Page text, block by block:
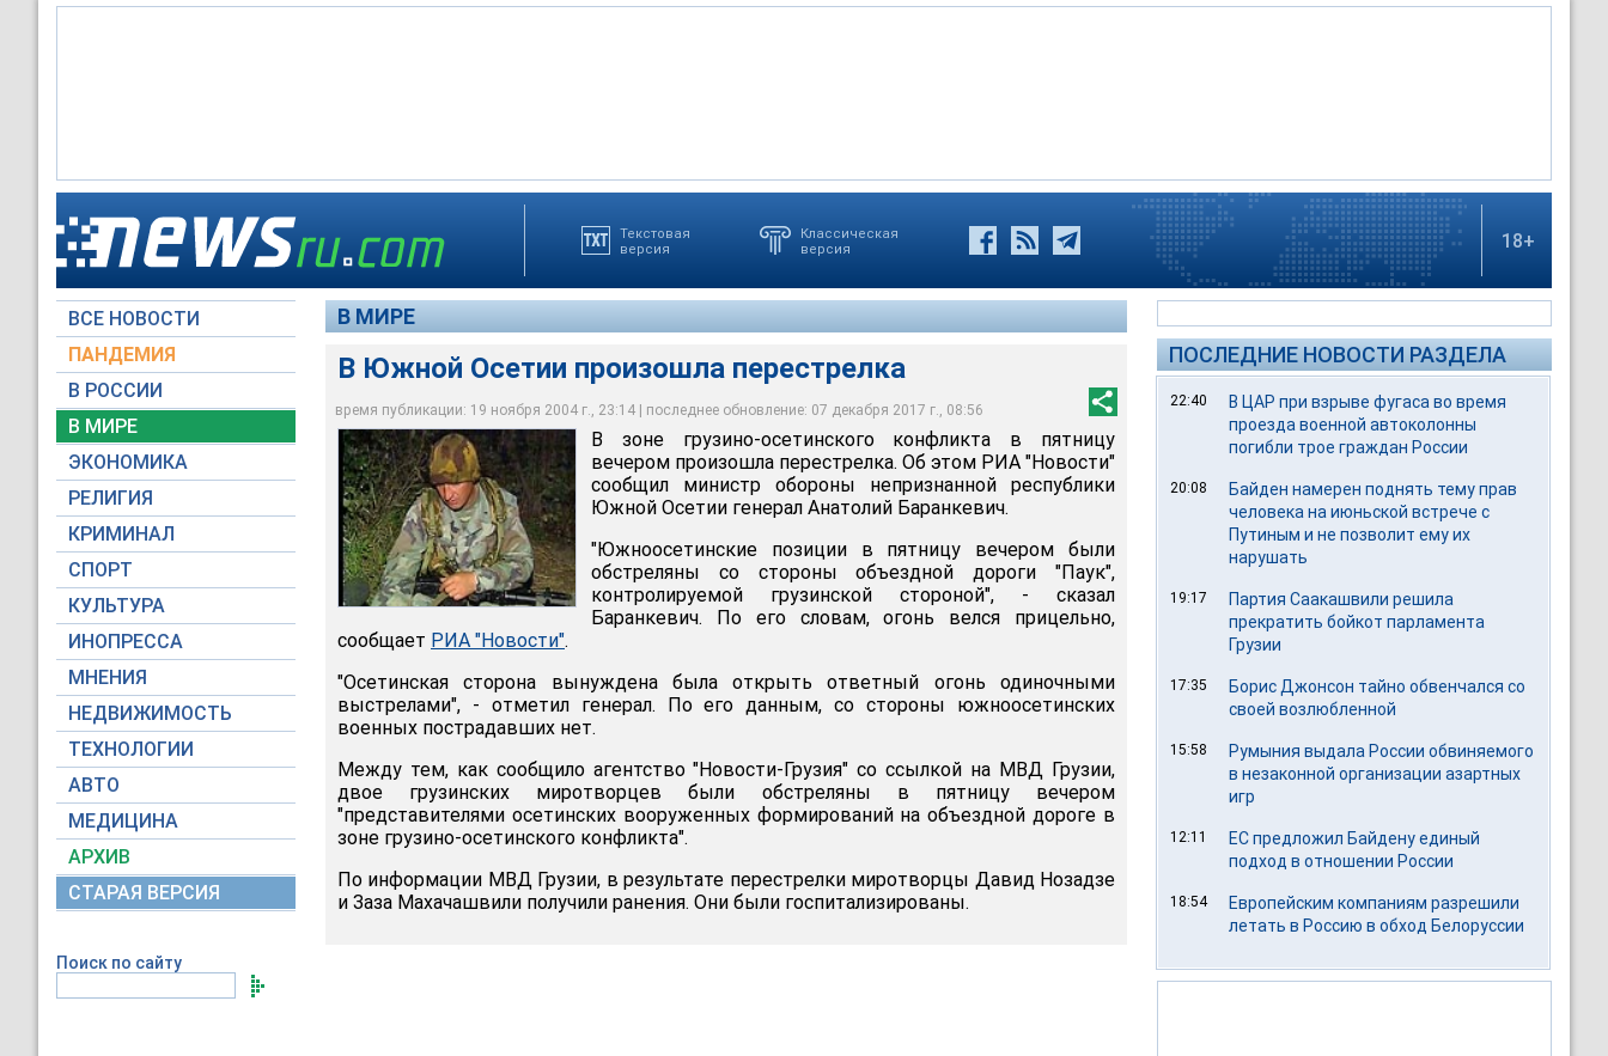
Текстовая
версия
Классическая
версия
18+
ВСЕ НОВОСТИ
ПАНДЕМИЯ
В РОССИИ
В МИРЕ
ЭКОНОМИКА
РЕЛИГИЯ
КРИМИНАЛ
СПОРТ
КУЛЬТУРА
ИНОПРЕССА
МНЕНИЯ
НЕДВИЖИМОСТЬ
ТЕХНОЛОГИИ
АВТО
МЕДИЦИНА
АРХИВ
СТАРАЯ ВЕРСИЯ
Поиск по сайту
В МИРЕ
В Южной Осетии произошла перестрелка
время публикации: 19 ноября 2004 г., 23:14 | последнее обновление: 07 декабря 2017 г., 08:56
В зоне грузино-осетинского конфликта в пятницу вечером произошла перестрелка
RTV International
В зоне грузино-осетинского конфликта в пятницу
вечером произошла перестрелка. Об этом РИА "Новости"
сообщил министр обороны непризнанной республики
Южной Осетии генерал Анатолий Баранкевич.
"Южноосетинские позиции в пятницу вечером были
обстреляны со стороны объездной дороги "Паук",
контролируемой грузинской стороной", - сказал
Баранкевич. По его словам, огонь велся прицельно,
сообщает РИА "Новости".
"Осетинская сторона вынуждена была открыть ответный огонь одиночными
выстрелами", - отметил генерал. По его данным, со стороны южноосетинских
военных пострадавших нет.
Между тем, как сообщило агентство "Новости-Грузия" со ссылкой на МВД Грузии,
двое грузинских миротворцев были обстреляны в пятницу вечером
"представителями осетинских вооруженных формирований на объездной дороге в
зоне грузино-осетинского конфликта".
По информации МВД Грузии, в результате перестрелки миротворцы Давид Нозадзе
и Заза Махачашвили получили ранения. Они были госпитализированы.
ПОСЛЕДНИЕ НОВОСТИ РАЗДЕЛА
22:40
В ЦАР при взрыве фугаса во время
проезда военной автоколонны
погибли трое граждан России
20:08
Байден намерен поднять тему прав
человека на июньской встрече с
Путиным и не позволит ему их
нарушать
19:17
Партия Саакашвили решила
прекратить бойкот парламента
Грузии
17:35
Борис Джонсон тайно обвенчался со
своей возлюбленной
15:58
Румыния выдала России обвиняемого
в незаконной организации азартных
игр
12:11
ЕС предложил Байдену единый
подход в отношении России
18:54
Европейским компаниям разрешили
летать в Россию в обход Белоруссии